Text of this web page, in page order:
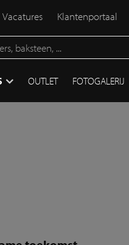
Vacatures Klantenportaal
OUTLET FOTOGALERIJ